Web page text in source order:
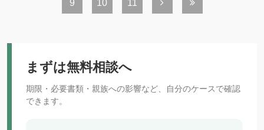
9 10 11
まずは無料相談へ
期限・必要書類・親族への影響など、自分のケースで確認
できます。